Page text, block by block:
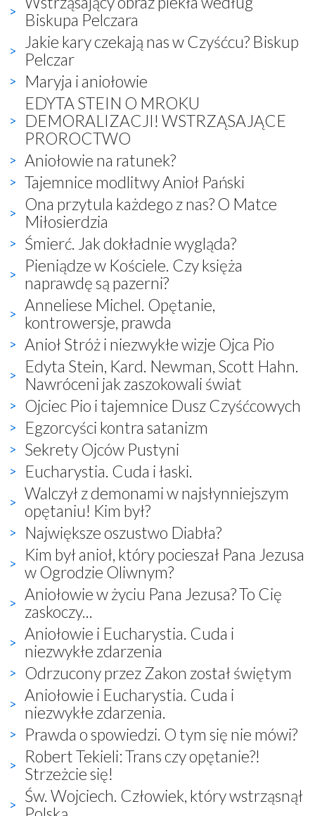
Biskupa Pelczara
Jakie kary czekają nas w Czyśćcu? Biskup
Pelczar
Maryja i aniołowie
EDYTA STEIN O MROKU
DEMORALIZACJI! WSTRZĄSAJĄCE
PROROCTWO
Aniołowie na ratunek?
Tajemnice modlitwy Anioł Pański
Ona przytula każdego z nas? O Matce
Miłosierdzia
Śmierć. Jak dokładnie wygląda?
Pieniądze w Kościele. Czy księża
naprawdę są pazerni?
Anneliese Michel. Opętanie,
kontrowersje, prawda
Anioł Stróż i niezwykłe wizje Ojca Pio
Edyta Stein, Kard. Newman, Scott Hahn.
Nawróceni jak zaszokowali świat
Ojciec Pio i tajemnice Dusz Czyśćcowych
Egzorcyści kontra satanizm
Sekrety Ojców Pustyni
Eucharystia. Cuda i łaski.
Walczył z demonami w najsłynniejszym
opętaniu! Kim był?
Największe oszustwo Diabła?
Kim był anioł, który pocieszał Pana Jezusa
w Ogrodzie Oliwnym?
Aniołowie w życiu Pana Jezusa? To Cię
zaskoczy...
Aniołowie i Eucharystia. Cuda i
niezwykłe zdarzenia
Odrzucony przez Zakon został świętym
Aniołowie i Eucharystia. Cuda i
niezwykłe zdarzenia.
Prawda o spowiedzi. O tym się nie mówi?
Robert Tekieli: Trans czy opętanie?!
Strzeżcie się!
Św. Wojciech. Człowiek, który wstrząsnął